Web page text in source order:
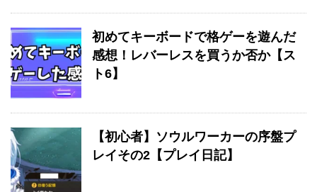
初めてキーボードで格ゲーを遊んだ
感想！レバーレスを買うか否か【ス
ト6】
【初心者】ソウルワーカーの序盤プ
レイその2【プレイ日記】